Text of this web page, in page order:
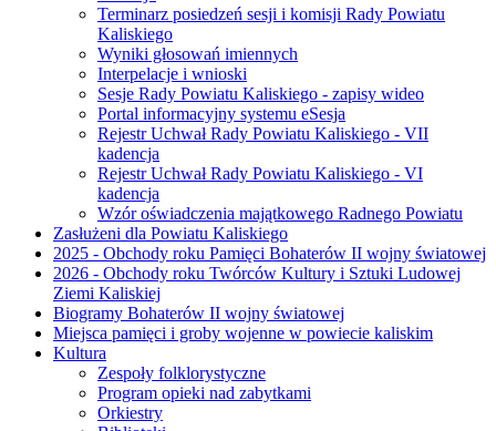
Terminarz posiedzeń sesji i komisji Rady Powiatu
Kaliskiego
Wyniki głosowań imiennych
Interpelacje i wnioski
Sesje Rady Powiatu Kaliskiego - zapisy wideo
Portal informacyjny systemu eSesja
Rejestr Uchwał Rady Powiatu Kaliskiego - VII
kadencja
Rejestr Uchwał Rady Powiatu Kaliskiego - VI
kadencja
Wzór oświadczenia majątkowego Radnego Powiatu
Zasłużeni dla Powiatu Kaliskiego
2025 - Obchody roku Pamięci Bohaterów II wojny światowej
2026 - Obchody roku Twórców Kultury i Sztuki Ludowej
Ziemi Kaliskiej
Biogramy Bohaterów II wojny światowej
Miejsca pamięci i groby wojenne w powiecie kaliskim
Kultura
Zespoły folklorystyczne
Program opieki nad zabytkami
Orkiestry